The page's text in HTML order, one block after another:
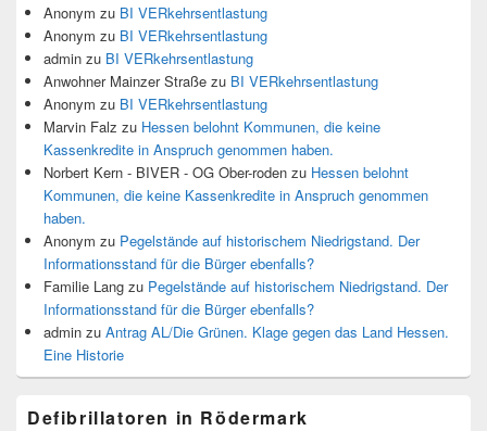
Anonym zu BI VERkehrsentlastung
Anonym zu BI VERkehrsentlastung
admin zu BI VERkehrsentlastung
Anwohner Mainzer Straße zu BI VERkehrsentlastung
Anonym zu BI VERkehrsentlastung
Marvin Falz zu Hessen belohnt Kommunen, die keine
Kassenkredite in Anspruch genommen haben.
Norbert Kern - BIVER - OG Ober-roden zu Hessen belohnt
Kommunen, die keine Kassenkredite in Anspruch genommen
haben.
Anonym zu Pegelstände auf historischem Niedrigstand. Der
Informationsstand für die Bürger ebenfalls?
Familie Lang zu Pegelstände auf historischem Niedrigstand. Der
Informationsstand für die Bürger ebenfalls?
admin zu Antrag AL/Die Grünen. Klage gegen das Land Hessen.
Eine Historie
Defibrillatoren in Rödermark